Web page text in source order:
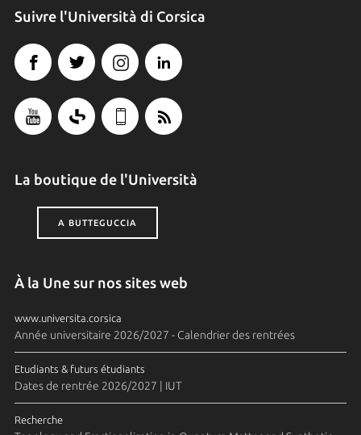
Suivre l'Università di Corsica
La boutique de l'Università
A BUTTEGUCCIA
À la Une sur nos sites web
www.universita.corsica
Année universitaire 2026/2027 - Calendrier des rentrées
Etudiants & futurs étudiants
Dates de rentrée 2026/2027 | IUT
Recherche